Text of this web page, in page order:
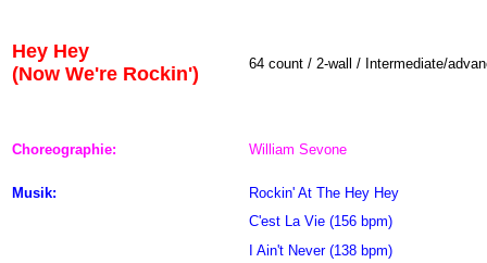
Hey Hey
(Now We're Rockin')
64 count / 2-wall / Intermediate/
Choreographie: William Sevone
Musik:
Rockin' At The Hey Hey
C'est La Vie (156 bpm)
I Ain't Never (138 bpm)